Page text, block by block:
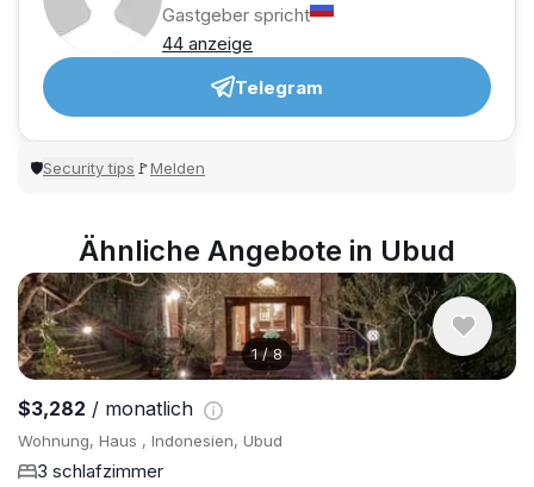
Gastgeber spricht
44 anzeige
Telegram
🛡Security tips 🚩Melden
Ähnliche Angebote in Ubud
1/8
$3,282 / monatlich
Wohnung, Haus , Indonesien, Ubud
3 schlafzimmer